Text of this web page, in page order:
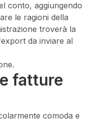
conto, aggiungendo
le ragioni della
troverà la
da inviare al
fatture
comoda e